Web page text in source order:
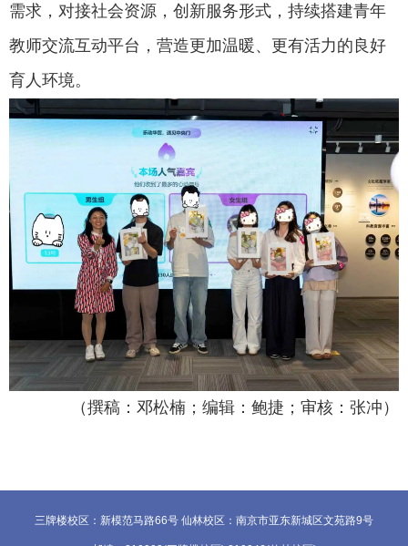
需求，对接社会资源，创新服务形式，持续搭建青年
教师交流互动平台，营造更加温暖、更有活力的良好
育人环境。
（撰稿：邓松楠；编辑：鲍捷；审核：张冲）
三牌楼校区：新模范马路66号 仙林校区：南京市亚东新城区文苑路9号